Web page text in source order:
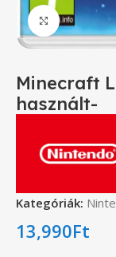
Click to
Minecraft
használt-
Kategóriák:
13,990Ft